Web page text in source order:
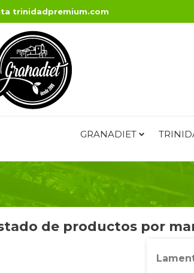
trinidadpremium.com
GRANADIET
de productos por